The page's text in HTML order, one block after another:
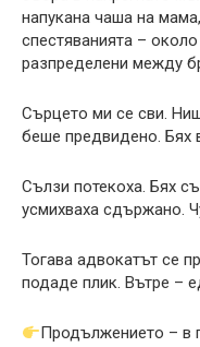
напукана чаша на
спестяванията –
разпределени между
Сърцето ми се сви.
беше предвидено. Бях
Сълзи потекоха. Бях
усмихваха сдържано.
Тогава адвокатът се
подаде плик. Вътре –
Продължението – в